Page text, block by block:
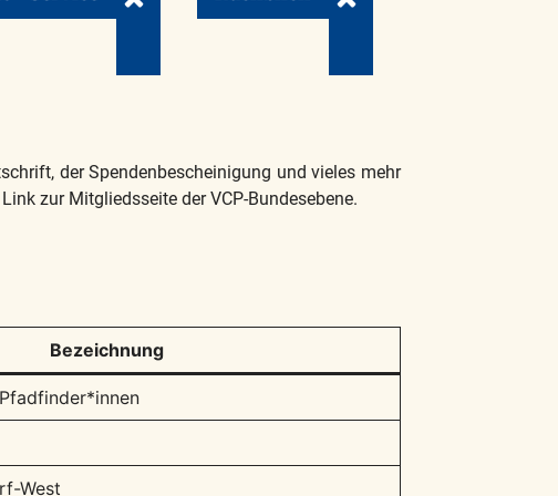
der Spendenbescheinigung und vieles mehr
zur Mitgliedsseite der VCP-Bundesebene.
Bezeichnung
West